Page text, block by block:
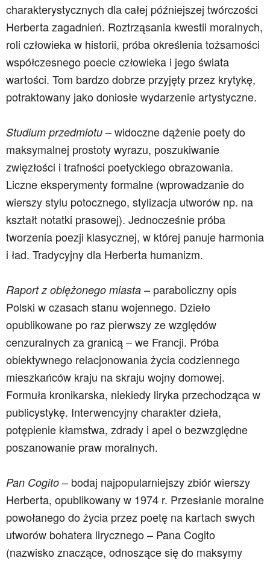
charakterystycznych dla całej późniejszej twórczości
Herberta zagadnień. Roztrząsania kwestii moralnych,
roli człowieka w historii, próba określenia tożsamości
współczesnego poecie człowieka i jego świata
wartości. Tom bardzo dobrze przyjęty przez krytykę,
potraktowany jako doniosłe wydarzenie artystyczne.
Studium przedmiotu – widoczne dążenie poety do
maksymalnej prostoty wyrazu, poszukiwanie
zwięzłości i trafności poetyckiego obrazowania.
Liczne eksperymenty formalne (wprowadzanie do
wierszy stylu potocznego, stylizacja utworów np. na
kształt notatki prasowej). Jednocześnie próba
tworzenia poezji klasycznej, w której panuje harmonia
i ład. Tradycyjny dla Herberta humanizm.
Raport z oblężonego miasta – paraboliczny opis
Polski w czasach stanu wojennego. Dzieło
opublikowane po raz pierwszy ze względów
cenzuralnych za granicą – we Francji. Próba
obiektywnego relacjonowania życia codziennego
mieszkańców kraju na skraju wojny domowej.
Formuła kronikarska, niekiedy liryka przechodząca w
publicystykę. Interwencyjny charakter dzieła,
potępienie kłamstwa, zdrady i apel o bezwzględne
poszanowanie praw moralnych.
Pan Cogito – bodaj najpopularniejszy zbiór wierszy
Herberta, opublikowany w 1974 r. Przesłanie moralne
powołanego do życia przez poetę na kartach swych
utworów bohatera lirycznego – Pana Cogito
(nazwisko znaczące, odnoszące się do maksymy